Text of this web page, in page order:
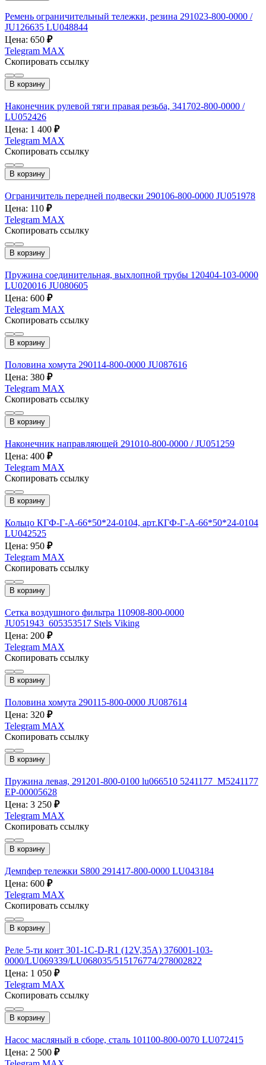
Ремень ограничительный тележки, резина 291023-800-0000 /
JU126635 LU048844
Цена: 650 ₽
Telegram MAX
Скопировать ссылку
В корзину
Наконечник рулевой тяги правая резьба, 341702-800-0000 /
LU052426
Цена: 1 400 ₽
Telegram MAX
Скопировать ссылку
В корзину
Ограничитель передней подвески 290106-800-0000 JU051978
Цена: 110 ₽
Telegram MAX
Скопировать ссылку
В корзину
Пружина соединительная, выхлопной трубы 120404-103-0000
LU020016 JU080605
Цена: 600 ₽
Telegram MAX
Скопировать ссылку
В корзину
Половина хомута 290114-800-0000 JU087616
Цена: 380 ₽
Telegram MAX
Скопировать ссылку
В корзину
Наконечник направляющей 291010-800-0000 / JU051259
Цена: 400 ₽
Telegram MAX
Скопировать ссылку
В корзину
Кольцо КГФ-Г-А-66*50*24-0104, арт.КГФ-Г-А-66*50*24-0104
LU042525
Цена: 950 ₽
Telegram MAX
Скопировать ссылку
В корзину
Сетка воздушного фильтра 110908-800-0000
JU051943_605353517 Stels Viking
Цена: 200 ₽
Telegram MAX
Скопировать ссылку
В корзину
Половина хомута 290115-800-0000 JU087614
Цена: 320 ₽
Telegram MAX
Скопировать ссылку
В корзину
Пружина левая, 291201-800-0100 lu066510 5241177_M5241177
EP-00005628
Цена: 3 250 ₽
Telegram MAX
Скопировать ссылку
В корзину
Демпфер тележки S800 291417-800-0000 LU043184
Цена: 600 ₽
Telegram MAX
Скопировать ссылку
В корзину
Реле 5-ти конт 301-1C-D-R1 (12V,35A) 376001-103-
0000/LU069339/LU068035/515176774/278002822
Цена: 1 050 ₽
Telegram MAX
Скопировать ссылку
В корзину
Насос масляный в сборе, сталь 101100-800-0070 LU072415
Цена: 2 500 ₽